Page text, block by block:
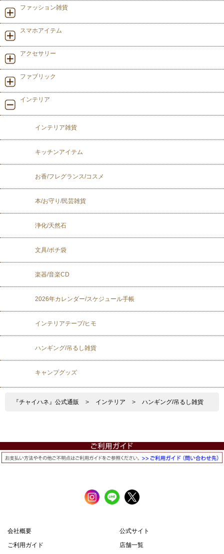
ファッション雑貨
スマホアイテム
アクセサリー
ファブリック
インテリア
インテリア雑貨
キッチンアイテム
お香/フレグランス/コスメ
本/お守り/民芸雑貨
浄化/天然石
文具/ポチ袋
楽器/音楽CD
2026年カレンダー/スケジュール手帳
インテリアテープ/ヒモ
ハンギング/吊るし雑貨
キャンプグッズ
『チャイハネ』公式通販 > インテリア > ハンギング/吊るし雑貨
会社概要
公式サイト
ご利用ガイド
店舗一覧